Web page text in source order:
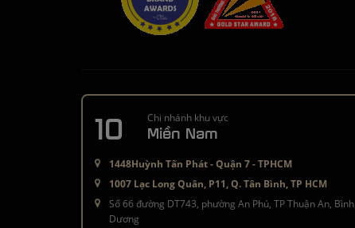
10 Chi nhánh khu vực
Miền Nam
1448Huỳnh Tấn Phát - Quận 7 - TPHCM
1007 Lạc Long Quân, P11, Q. Tân Bình, TP HCM
Số 66 đường DT743, phường An Phú, TP Thuận An, Bình
Dương